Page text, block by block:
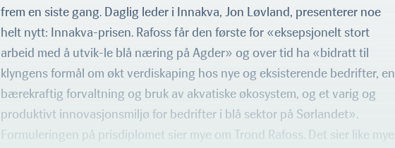
frem en siste gang. Daglig leder i Innakva, Jon Løvland, presenterer noe
helt nytt: Innakva-prisen. Rafoss får den første for «eksepsjonelt stort
arbeid med å utvik-le blå næring på Agder» og over tid ha «bidratt til
klyngens formål om økt verdiskaping hos nye og eksisterende bedrifter, en
bærekraftig forvaltning og bruk av akvatiske økosystem, og et varig og
produktivt innovasjonsmiljø for bedrifter i blå sektor på Sørlandet».
Formuleringen på prisdiplomet sier mye om Trond Rafoss. Det sier like mye